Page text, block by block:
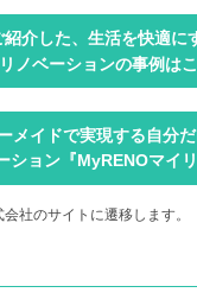
紹介した、生活を快適に
ノベーションの事例は
メイドで実現する自分
ション『MyRENOマイリ
社のサイトに遷移します。